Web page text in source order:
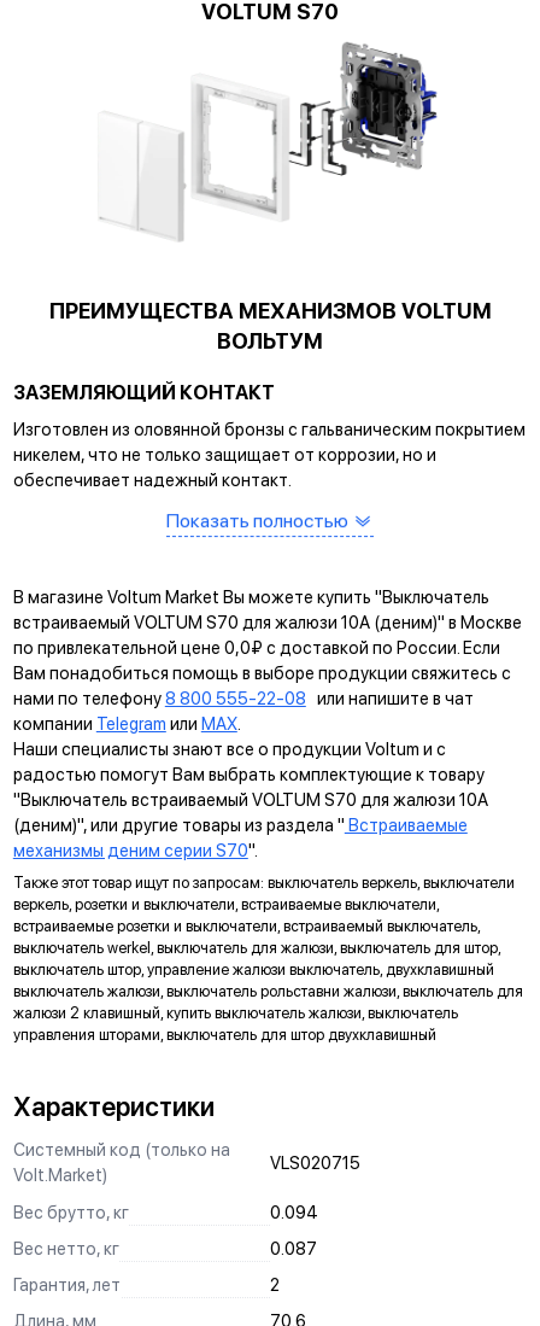
VOLTUM S70
ПРЕИМУЩЕСТВА МЕХАНИЗМОВ VOLTUM
ВОЛЬТУМ
ЗАЗЕМЛЯЮЩИЙ КОНТАКТ
Изготовлен из оловянной бронзы с гальваническим покрытием
никелем, что не только защищает от коррозии, но и
обеспечивает надежный контакт.
САМОЗАЖИМНЫЕ КЛЕММЫ
КРЕПЛЕНИЕ EASY CLICK
Обеспечивает быстрое и легкое соединение механизма с
рамкой. Восемь фиксаторов по периметру нивелируют
неровности стены и надежно удерживают конструкцию.
УНИВЕРСАЛЬНЫЙ МОНТАЖ
Суппорт поддерживает установку механизма в
многопостовые рамки как по горизонтали, так и по вертикали.
ДИАГОНАЛЬНЫЕ ОТВЕРСТИЯ СУППОРТА
Предназначены для удобного крепления механизмов в
нестандартных условиях, не требующих применения
подрозетников.
МАРКИРОВКА
Метка для точного определения длины зачистки изоляции
проводов, упрощающая и ускоряющая процесс монтажа.
Надежно фиксирует механизм в подрозетнике, не мешая
монтажу и не выпадая из свободного положения.
ЗАЩИТА
Механизм выполнен с учетом защиты проводов от
повреждений при установке, обеспечивая безопасную
эксплуатацию и исключая вероятность замыкания на детали
корпуса.
Показать полностью
В магазине Voltum Market Вы можете купить "Выключатель
встраиваемый VOLTUM S70 для жалюзи 10А (деним)" в Москве
по привлекательной цене 0,0₽ с доставкой по России. Если
Вам понадобиться помощь в выборе продукции свяжитесь с
нами по телефону8 800 555-22-08 или напишите в чат
компании Telegram или MAX.
Наши специалисты знают все о продукции Voltum и с
радостью помогут Вам выбрать комплектующие к товару
"Выключатель встраиваемый VOLTUM S70 для жалюзи 10А
(деним)", или другие товары из раздела " Встраиваемые
механизмы деним серии S70".
Также этот товар ищут по запросам: выключатель веркель, выключатели
веркель, розетки и выключатели, встраиваемые выключатели,
встраиваемые розетки и выключатели, встраиваемый выключатель,
выключатель werkel, выключатель для жалюзи, выключатель для штор,
выключатель штор, управление жалюзи выключатель, двухклавишный
выключатель жалюзи, выключатель рольставни жалюзи, выключатель для
жалюзи 2 клавишный, купить выключатель жалюзи, выключатель
управления шторами, выключатель для штор двухклавишный
Характеристики
Системный код (только на
Volt.Market)
VLS020715
Вес брутто, кг
0.094
Вес нетто, кг
0.087
Гарантия, лет
2
Длина, мм
70.6